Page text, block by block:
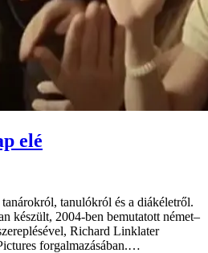
elé
tanulókról és a diákéletről.
készült, 2004-ben bemutatott német–
Richard Linklater
forgalmazásában.…